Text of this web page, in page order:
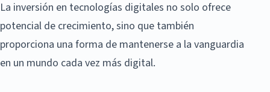
La inversión en tecnologías digitales no solo ofrece
potencial de crecimiento, sino que también
proporciona una forma de mantenerse a la vanguardia
en un mundo cada vez más digital.